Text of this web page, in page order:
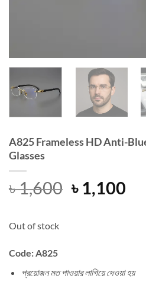
A825 Frameless HD Anti-
Glasses
৳1,600 Original
price
৳ 1,100
Out of stock
Code: A825
প্রয়োজন মত পাওয়ার লাগিয়ে দেওয়া হয়